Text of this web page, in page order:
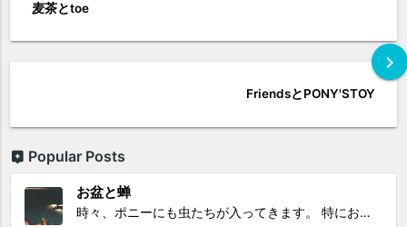
麦茶とtoe
chevron_right
FriendsとPONY'STOY
Popular Posts
お盆と蝉
時々、ポニーにも虫たちが入ってきます。 特にお盆の頃はどの虫かと気になり探してしまう。 今まではキリギリスやすいっちょん、今思えば今年は蝉だったのかな。